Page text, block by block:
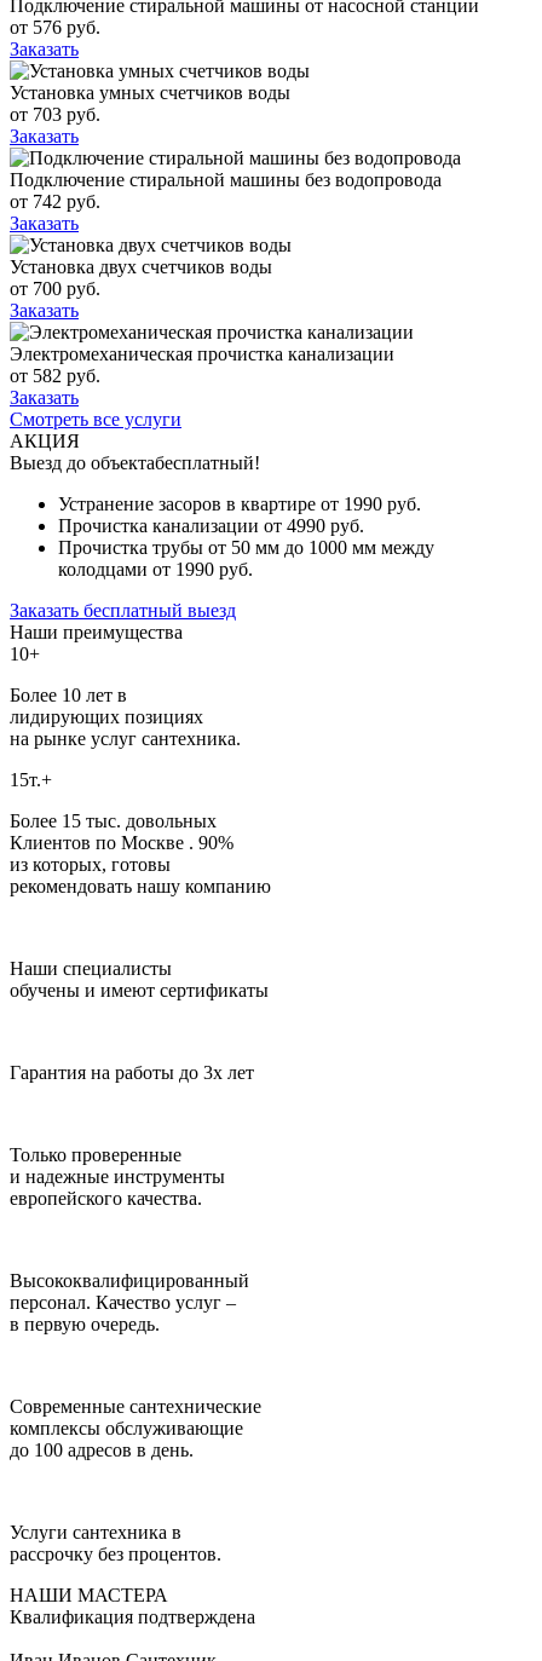
Подключение стиральной машины от насосной станции
от 576 руб.
Заказать
Установка умных счетчиков воды
от 703 руб.
Заказать
Подключение стиральной машины без водопровода
от 742 руб.
Заказать
Установка двух счетчиков воды
от 700 руб.
Заказать
Электромеханическая прочистка канализации
от 582 руб.
Заказать
Смотреть все услуги
АКЦИЯ
Выезд до объектабесплатный!
Устранение засоров в квартире от 1990 руб.
Прочистка канализации от 4990 руб.
Прочистка трубы от 50 мм до 1000 мм между
колодцами от 1990 руб.
Заказать бесплатный выезд
Наши преимущества
10+
Более 10 лет в
лидирующих позициях
на рынке услуг сантехника.
15т.+
Более 15 тыс. довольных
Клиентов по Москве . 90%
из которых, готовы
рекомендовать нашу компанию
Наши специалисты
обучены и имеют сертификаты
Гарантия на работы до 3х лет
Только проверенные
и надежные инструменты
европейского качества.
Высококвали­фицированный
персонал. Качество услуг –
в первую очередь.
Современные сантехнические
комплексы обслуживающие
до 100 адресов в день.
Услуги сантехника в
рассрочку без процентов.
НАШИ МАСТЕРА
Квалификация подтверждена